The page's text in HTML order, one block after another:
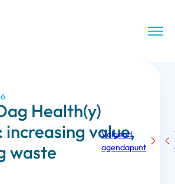
Health(y)
increasing value,
waste
Volgend
agendapunt